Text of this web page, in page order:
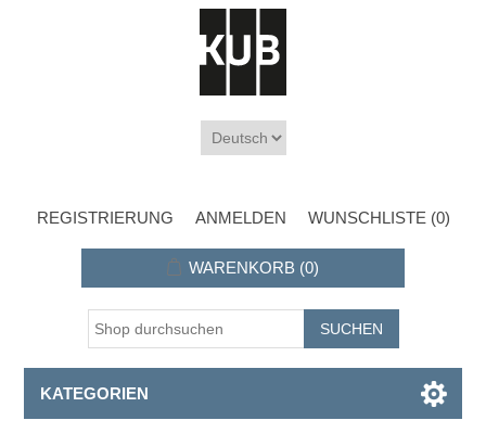
REGISTRIERUNG ANMELDEN WUNSCHLISTE (0)
WARENKORB (0)
KATEGORIEN